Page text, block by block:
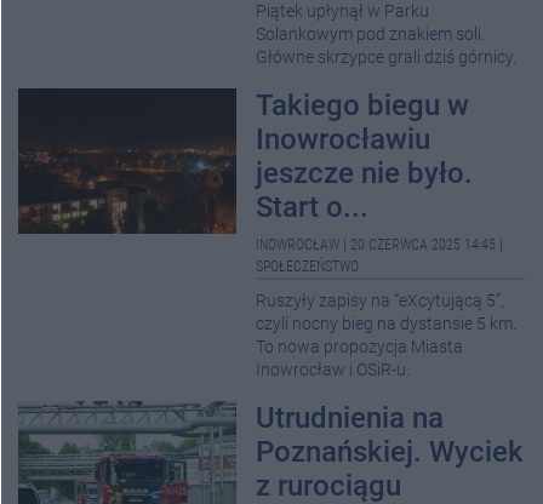
Piątek upłynął w Parku
Solankowym pod znakiem soli.
Główne skrzypce grali dziś górnicy.
Takiego biegu w
Inowrocławiu
jeszcze nie było.
Start o...
INOWROCŁAW 20 CZERWCA 2025 14:45
SPOŁECZEŃSTWO
Ruszyły zapisy na “eXcytującą 5”,
czyli nocny bieg na dystansie 5 km.
To nowa propozycja Miasta
Inowrocław i OSiR-u.
Utrudnienia na
Poznańskiej. Wyciek
z rurociągu